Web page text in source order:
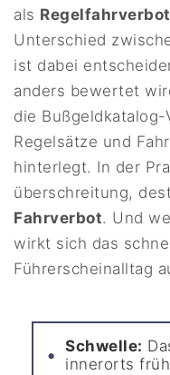
als Regelfahrverbot
Unterschied
ist dabei
anders bewertet
die
Regelsätze und
hinterlegt. In der
überschreitung,
Fahrverbot. Und
wirkt sich das
Führerscheinalltag
Schwelle:
innerorts